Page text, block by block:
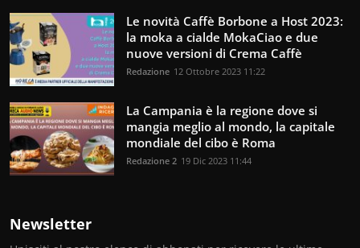
Le novità Caffè Borbone a Host 2023:
la moka a cialde MokaCiao e due
nuove versioni di Crema Caffè
Redazione 12 Ottobre 2023 11:22
La Campania è la regione dove si
mangia meglio al mondo, la capitale
mondiale del cibo è Roma
Redazione 2 19 Dic 2023 11:44
Newsletter